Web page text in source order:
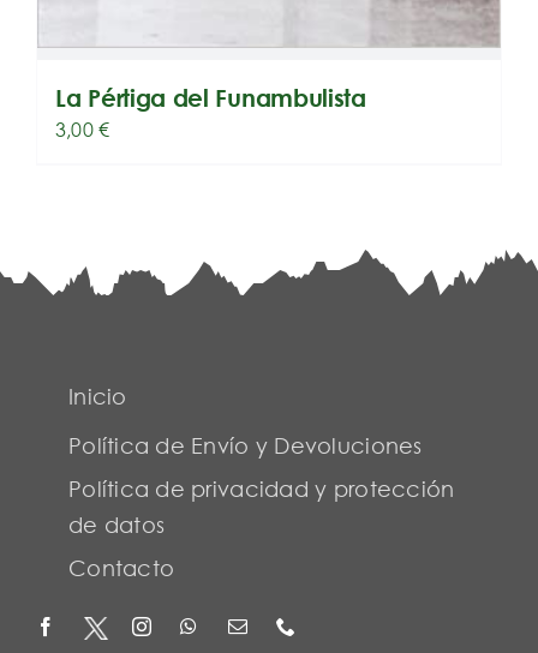
La Pértiga del Funambulista
3,00€
Inicio
Política de Envío y Devoluciones
Política de privacidad y protección
de datos
Contacto